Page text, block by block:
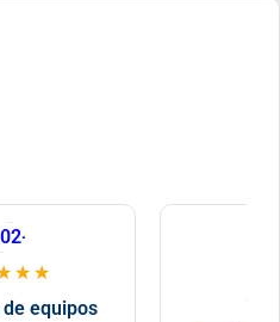
★ ★
equipos ★